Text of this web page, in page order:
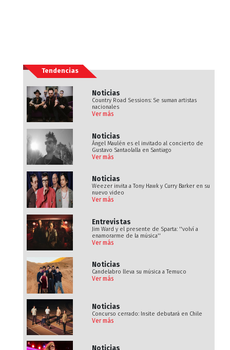
Tendencias
Noticias
Country Road Sessions: Se suman artistas
nacionales
Ver más
Noticias
Ángel Maulén es el invitado al concierto de
Gustavo Santaolalla en Santiago
Ver más
Noticias
Weezer invita a Tony Hawk y Curry Barker en su
nuevo video
Ver más
Entrevistas
Jim Ward y el presente de Sparta: ''volví a
enamorarme de la música''
Ver más
Noticias
Candelabro lleva su música a Temuco
Ver más
Noticias
Concurso cerrado: Insite debutará en Chile
Ver más